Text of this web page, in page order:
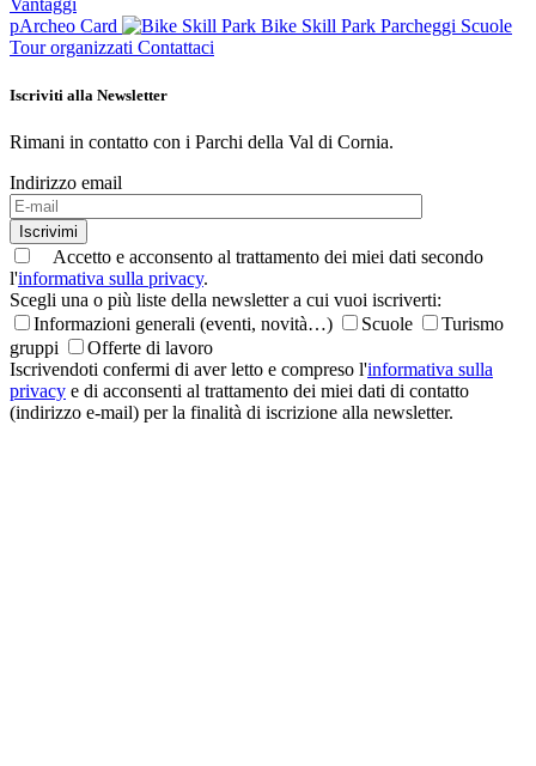
Vantaggi
pArcheo Card
Bike Skill Park Parcheggi Scuole
Tour organizzati Contattaci
Iscriviti alla Newsletter
Rimani in contatto con i Parchi della Val di Cornia.
Indirizzo email
Iscrivimi
Accetto e acconsento al trattamento dei miei dati secondo
l'informativa sulla privacy.
Scegli una o più liste della newsletter a cui vuoi iscriverti:
Informazioni generali (eventi, novità…)
Scuole
Turismo
gruppi
Offerte di lavoro
Iscrivendoti confermi di aver letto e compreso l'informativa sulla
privacy e di acconsenti al trattamento dei miei dati di contatto
(indirizzo e-mail) per la finalità di iscrizione alla newsletter.